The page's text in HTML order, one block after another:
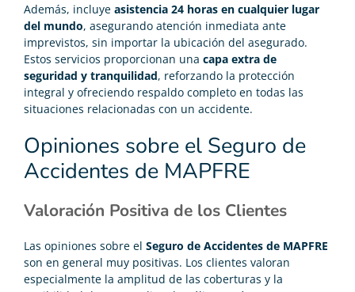
Además, incluye asistencia 24 horas en cualquier lugar
del mundo, asegurando atención inmediata ante
imprevistos, sin importar la ubicación del asegurado.
Estos servicios proporcionan una capa extra de
seguridad y tranquilidad, reforzando la protección
integral y ofreciendo respaldo completo en todas las
situaciones relacionadas con un accidente.
Opiniones sobre el Seguro de
Accidentes de MAPFRE
Valoración Positiva de los Clientes
Las opiniones sobre el Seguro de Accidentes de MAPFRE
son en general muy positivas. Los clientes valoran
especialmente la amplitud de las coberturas y la